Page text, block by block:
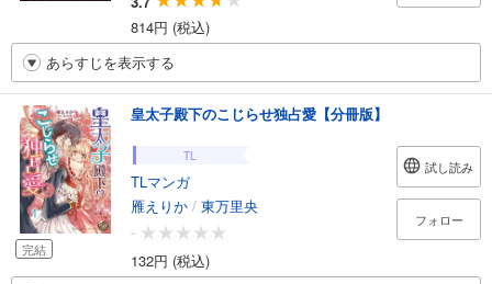
814円 (税込)
あらすじを表示する
完結
皇太子殿下のこじらせ独占愛【分冊版】
TL
TLマンガ
雁えりか / 東万里央
-
132円 (税込)
試し読み
フォロー